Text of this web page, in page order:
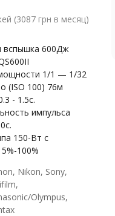
(3087 грн в месяц)
600Дж
1/1 — 1/32
(ISO 100) 76м
- 1.5с.
импульса
150-Вт с
100%
Nikon, Sony,
Olympus,